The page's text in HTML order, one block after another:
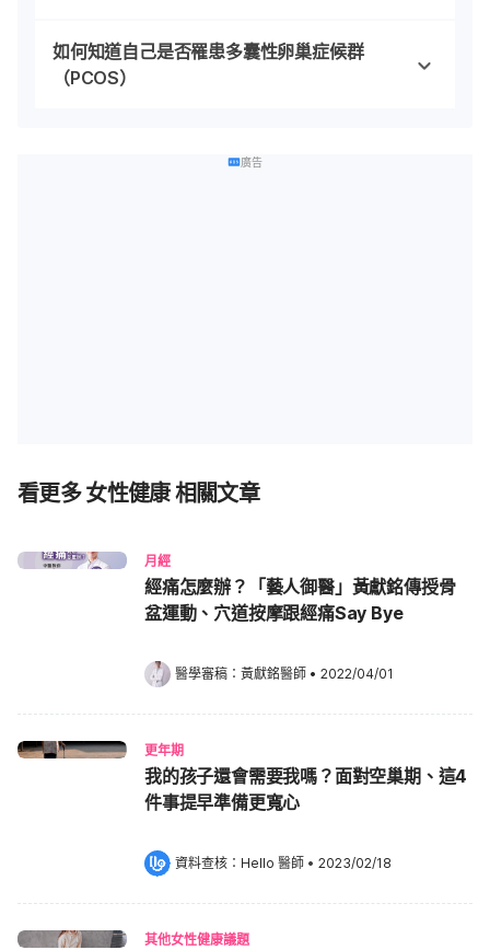
如何知道自己是否罹患多囊性卵巢症候群
（PCOS）
廣告
看更多 女性健康 相關文章
月經
經痛怎麼辦？「藝人御醫」黃獻銘傳授骨
盆運動、穴道按摩跟經痛Say Bye
醫學審稿： 黃獻銘醫師 • 2022/04/01
更年期
我的孩子還會需要我嗎？面對空巢期、這4
件事提早準備更寬心
資料查核： Hello 醫師 • 2023/02/18
其他女性健康議題